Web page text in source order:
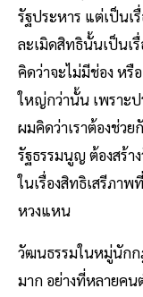
รัฐประหาร แต่เป็นเ
ละเมิดสิทธินั้นเป็นเ
คิดว่าจะไม่มีช่อง หรื
ใหญ่กว่านั้น เพราะ
ผมคิดว่าเราต้องช่ว
รัฐธรรมนูญ ต้องสร้า
ในเรื่องสิทธิเสรีภาพ
หวงแหน
วัฒนธรรมในหมู่นัก
มาก อย่างที่หลายค